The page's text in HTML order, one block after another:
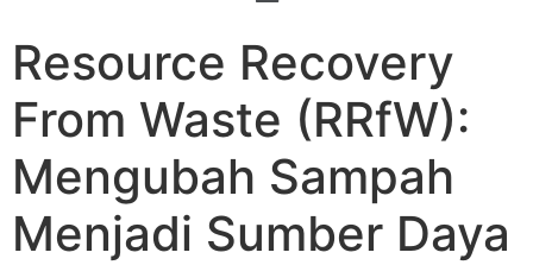
Resource Recovery
From Waste (RRfW):
Mengubah Sampah
Menjadi Sumber Daya